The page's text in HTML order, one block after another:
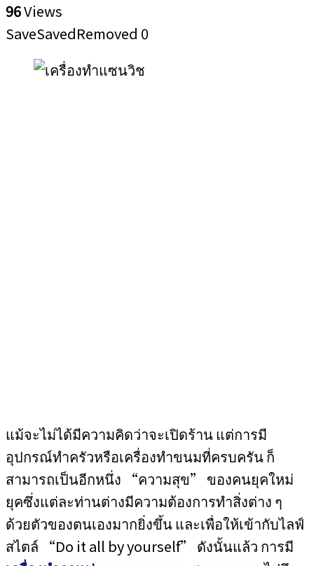
96Views
SaveSavedRemoved 0
แม้จะไม่ได้มีความคิดว่าจะเปิดร้าน แต่การมี
อุปกรณ์ทำครัวหรือเครื่องทำขนมที่ครบครัน ก็
สามารถเป็นอีกหนึ่ง “ความสุข” ของคนยุคใหม่
ยุคซึ่งแต่ละท่านต่างมีความต้องการทำสิ่งต่าง ๆ
ด้วยตัวของตนเองมากยิ่งขึ้น และเพื่อให้เข้ากับไลฟ์
สไตล์ “Do it all by yourself” ดังนั้นแล้ว การมี